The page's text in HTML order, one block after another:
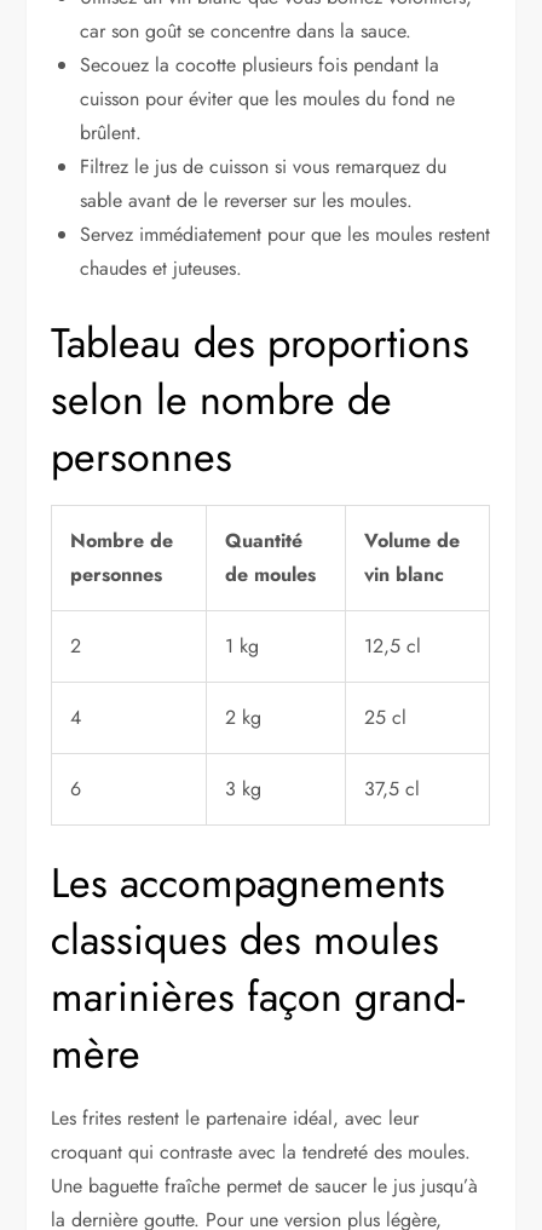
car son goût se concentre dans la sauce.
Secouez la cocotte plusieurs fois pendant la
cuisson pour éviter que les moules du fond ne
brûlent.
Filtrez le jus de cuisson si vous remarquez du
sable avant de le reverser sur les moules.
Servez immédiatement pour que les moules restent
chaudes et juteuses.
Tableau des proportions
selon le nombre de
personnes
Nombre de
personnes
Quantité
de moules
Volume de
vin blanc
2 1 kg 12,5 cl
4 2 kg 25 cl
6 3 kg 37,5 cl
Les accompagnements
classiques des moules
marinières façon grand-
mère
Les frites restent le partenaire idéal, avec leur
croquant qui contraste avec la tendreté des moules.
Une baguette fraîche permet de saucer le jus jusqu’à
la dernière goutte. Pour une version plus légère,